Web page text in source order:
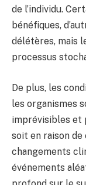
de l’individu.
bénéfiques,
délétères, mais
processus
De plus, les
les organismes
imprévisibles et
soit en raison
changements
événements